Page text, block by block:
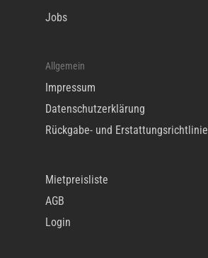
Jobs
Allgemein
Impressum
Datenschutzerklärung
Rückgabe- und Erstattungsrichtlinie
Mietpreisliste
AGB
Login